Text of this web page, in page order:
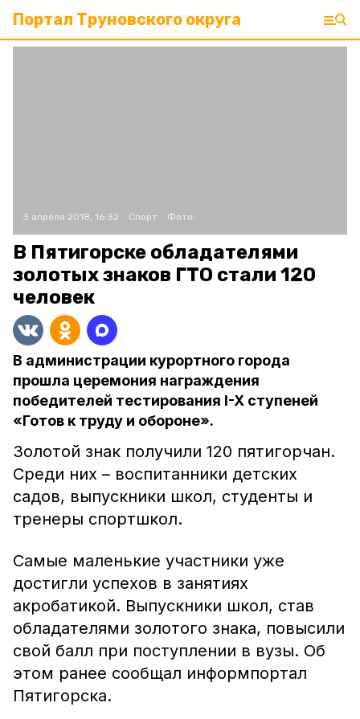
Портал Труновского округа
3 апреля 2018, 16:32 Спорт Фото:
В Пятигорске обладателями
золотых знаков ГТО стали 120
человек
В администрации курортного города
прошла церемония награждения
победителей тестирования I-X ступеней
«Готов к труду и обороне».
Золотой знак получили 120 пятигорчан.
Среди них – воспитанники детских
садов, выпускники школ, студенты и
тренеры спортшкол.
Самые маленькие участники уже
достигли успехов в занятиях
акробатикой. Выпускники школ, став
обладателями золотого знака, повысили
свой балл при поступлении в вузы. Об
этом ранее сообщал информпортал
Пятигорска.